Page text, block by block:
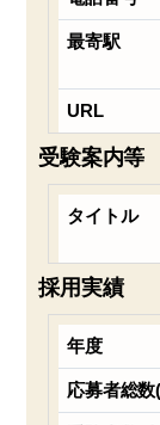
受験案内等
採用実績